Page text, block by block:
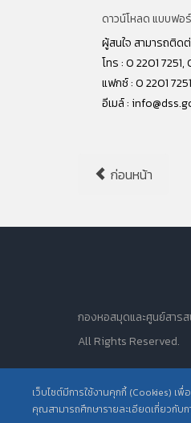
ดาวน์โหลด แบบฟอ
ผู้สนใจ สามารถติด
โทร : 0 2201
แฟกซ์ : 0 2201
อีเมล์ :
ก่อนหน้า
เว็บไซต์มีการใช้งานคุกกี้ (Cookies)
คุณสามารถศึกษารายละเอียดเกี่ยวกับ
กองหอสมุดและศูนย์สารส
All Rights Reserved.